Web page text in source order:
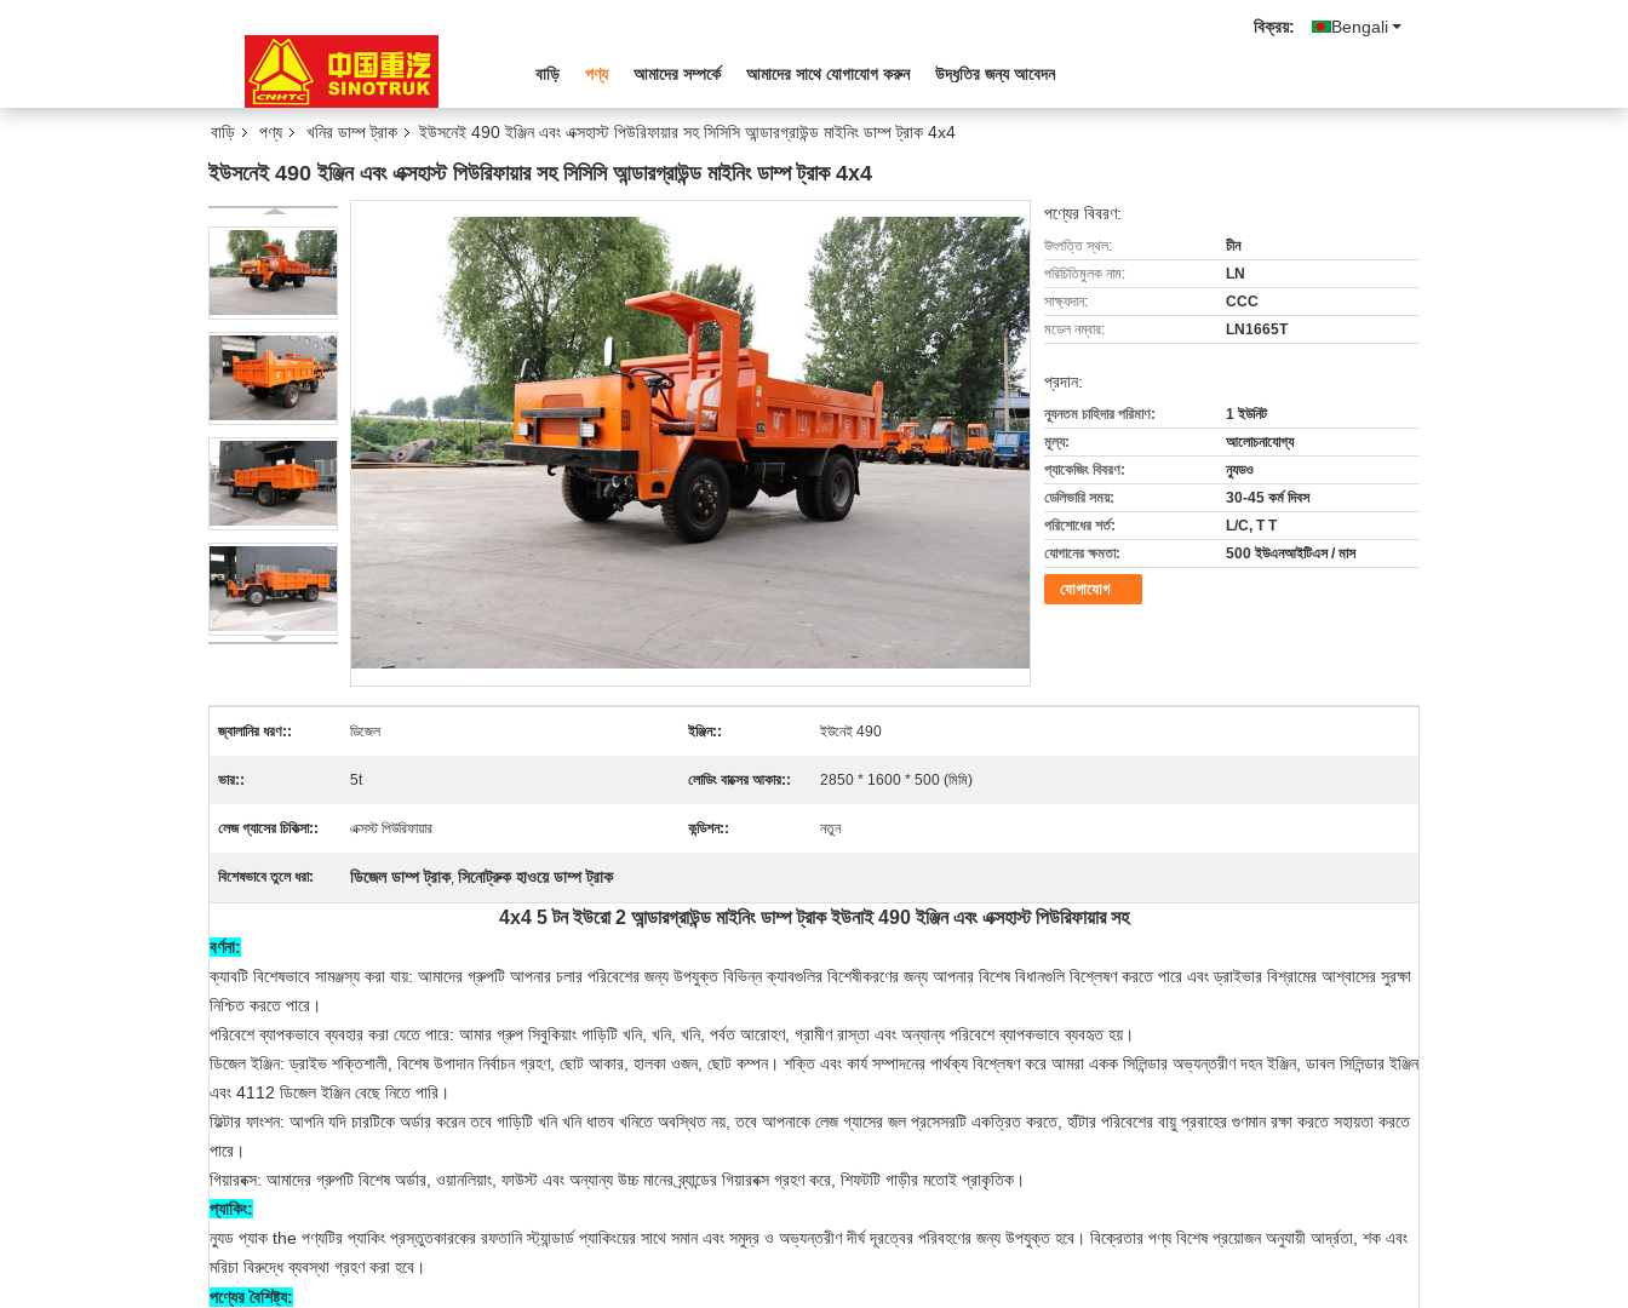
Bengali
বিক্রয়:
বাড়ি পণ্য আমাদের সম্পর্কে আমাদের সাথে যোগাযোগ করুন উদ্ধৃতির জন্য আবেদন
বাড়ি পণ্য খনির ডাম্প ট্রাক ইউসনেই 490 ইঞ্জিন এবং এক্সহাস্ট পিউরিফায়ার সহ সিসিসি আন্ডারগ্রাউন্ড মাইনিং ডাম্প ট্রাক 4x4
ইউসনেই 490 ইঞ্জিন এবং এক্সহাস্ট পিউরিফায়ার সহ সিসিসি আন্ডারগ্রাউন্ড মাইনিং ডাম্প ট্রাক 4x4
পণ্যের বিবরণ:
উৎপত্তি স্থল:
চীন
পরিচিতিমুলক নাম:
LN
সাক্ষ্যদান:
CCC
মডেল নম্বার:
LN1665T
প্রদান:
ন্যূনতম চাহিদার পরিমাণ:
1 ইউনিট
মূল্য:
আলোচনাযোগ্য
প্যাকেজিং বিবরণ:
ন্যুডও
ডেলিভারি সময়:
30-45 কর্ম দিবস
পরিশোধের শর্ত:
L/C, T T
যোগানের ক্ষমতা:
500 ইউএনআইটিএস / মাস
যোগাযোগ
জ্বালানির ধরণ:: ডিজেল ইঞ্জিন:: ইউনেই 490
ভার:: 5t লোডিং বাক্সের আকার:: 2850 * 1600 * 500 (মিমি)
লেজ গ্যাসের চিকিত্সা:: এক্সস্ট পিউরিফায়ার কন্ডিশন:: নতুন
বিশেষভাবে তুলে ধরা: ডিজেল ডাম্প ট্রাক, সিনোট্রুক হাওয়ে ডাম্প ট্রাক
4x4 5 টন ইউরো 2 আন্ডারগ্রাউন্ড মাইনিং ডাম্প ট্রাক ইউনাই 490 ইঞ্জিন এবং এক্সহাস্ট পিউরিফায়ার সহ
বর্ণনা:
ক্যাবটি বিশেষভাবে সামঞ্জস্য করা যায়: আমাদের গ্রুপটি আপনার চলার পরিবেশের জন্য উপযুক্ত বিভিন্ন ক্যাবগুলির বিশেষীকরণের জন্য আপনার বিশেষ বিধানগুলি বিশ্লেষণ করতে পারে এবং ড্রাইভার বিশ্রামের আশ্বাসের সুরক্ষা
নিশ্চিত করতে পারে।
পরিবেশে ব্যাপকভাবে ব্যবহার করা যেতে পারে: আমার গ্রুপ সিবুকিয়াং গাড়িটি খনি, খনি, খনি, পর্বত আরোহণ, গ্রামীণ রাস্তা এবং অন্যান্য পরিবেশে ব্যাপকভাবে ব্যবহৃত হয়।
ডিজেল ইঞ্জিন: ড্রাইভ শক্তিশালী, বিশেষ উপাদান নির্বাচন গ্রহণ, ছোট আকার, হালকা ওজন, ছোট কম্পন। শক্তি এবং কার্য সম্পাদনের পার্থক্য বিশ্লেষণ করে আমরা একক সিলিন্ডার অভ্যন্তরীণ দহন ইঞ্জিন, ডাবল সিলিন্ডার ইঞ্জিন
এবং 4112 ডিজেল ইঞ্জিন বেছে নিতে পারি।
ফিল্টার ফাংশন: আপনি যদি চারটিকে অর্ডার করেন তবে গাড়িটি খনি খনি ধাতব খনিতে অবস্থিত নয়, তবে আপনাকে লেজ গ্যাসের জল প্রসেসরটি একত্রিত করতে, হাঁটার পরিবেশের বায়ু প্রবাহের গুণমান রক্ষা করতে সহায়তা করতে
পারে।
গিয়ারবক্স: আমাদের গ্রুপটি বিশেষ অর্ডার, ওয়ানলিয়াং, ফাউস্ট এবং অন্যান্য উচ্চ মানের ব্র্যান্ডের গিয়ারবক্স গ্রহণ করে, শিফটটি গাড়ীর মতোই প্রাকৃতিক।
প্যাকিং:
ন্যুড প্যাক the পণ্যটির প্যাকিং প্রস্তুতকারকের রফতানি স্ট্যান্ডার্ড প্যাকিংয়ের সাথে সমান এবং সমুদ্র ও অভ্যন্তরীণ দীর্ঘ দূরত্বের পরিবহণের জন্য উপযুক্ত হবে। বিক্রেতার পণ্য বিশেষ প্রয়োজন অনুযায়ী আর্দ্রতা, শক এবং
মরিচা বিরুদ্ধে ব্যবস্থা গ্রহণ করা হবে।
পণ্যের বৈশিষ্ট্য: